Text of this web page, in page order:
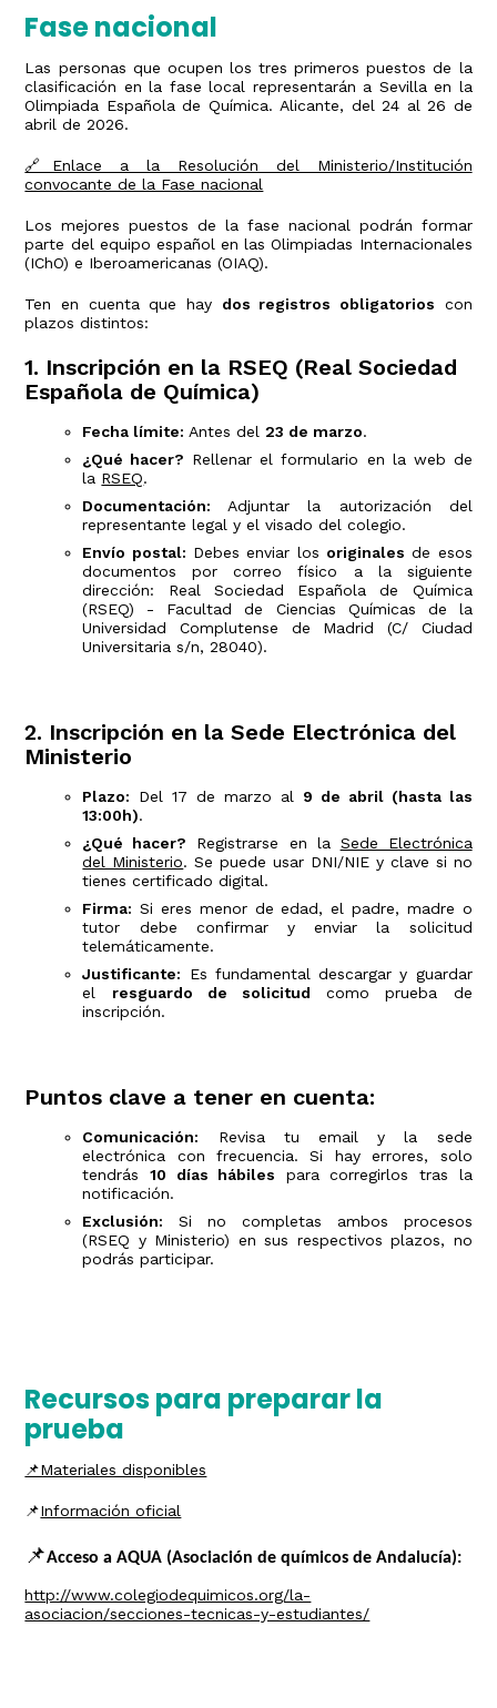
Fase nacional
Las personas que ocupen los tres primeros puestos de la
clasificación en la fase local representarán a Sevilla en la
Olimpiada Española de Química. Alicante, del 24 al 26 de
abril de 2026.
🔗Enlace a la Resolución del Ministerio/Institución
convocante de la Fase nacional
Los mejores puestos de la fase nacional podrán formar
parte del equipo español en las Olimpiadas Internacionales
(IChO) e Iberoamericanas (OIAQ).
Ten en cuenta que hay dos registros obligatorios con
plazos distintos:
1. Inscripción en la RSEQ (Real Sociedad
Española de Química)
Fecha límite: Antes del23 de marzo.
¿Qué hacer? Rellenar el formulario en la web de
la RSEQ.
Documentación: Adjuntar la autorización del
representante legal y el visado del colegio.
Envío postal: Debes enviar los originales de esos
documentos por correo físico a la siguiente
dirección: Real Sociedad Española de Química
(RSEQ) - Facultad de Ciencias Químicas de la
Universidad Complutense de Madrid (C/ Ciudad
Universitaria s/n, 28040).
2. Inscripción en la Sede Electrónica del
Ministerio
Plazo: Del 17 de marzo al 9 de abril (hasta las
13:00h).
¿Qué hacer? Registrarse en la Sede Electrónica
del Ministerio. Se puede usar DNI/NIE y clave si no
tienes certificado digital.
Firma: Si eres menor de edad, el padre, madre o
tutor debe confirmar y enviar la solicitud
telemáticamente.
Justificante: Es fundamental descargar y guardar
el resguardo de solicitud como prueba de
inscripción.
Puntos clave a tener en cuenta:
Comunicación: Revisa tu email y la sede
electrónica con frecuencia. Si hay errores, solo
tendrás 10 días hábiles para corregirlos tras la
notificación.
Exclusión: Si no completas ambos procesos
(RSEQ y Ministerio) en sus respectivos plazos, no
podrás participar.
Recursos para preparar la
prueba
📌Materiales disponibles
📌Información oficial
📌Acceso a AQUA (Asociación de químicos de Andalucía):
http://www.colegiodequimicos.org/la-
asociacion/secciones-tecnicas-y-estudiantes/